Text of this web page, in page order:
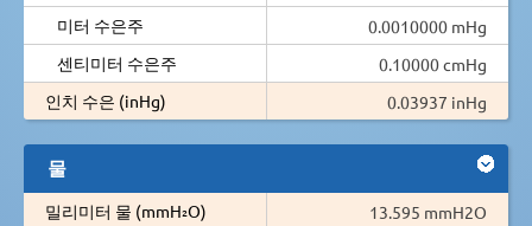
미터 수은주
0.0010000 mHg
센티미터 수은주
0.10000 cmHg
인치 수은 (inHg)
0.03937 inHg
물
밀리미터 물 (mmH₂O)
13.595 mmH2O